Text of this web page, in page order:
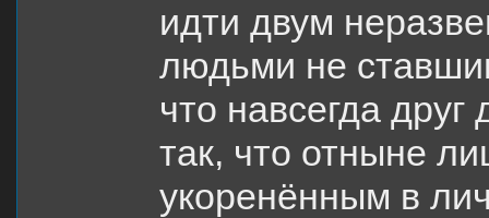
идти двум
людьми не
что навсегда друг
так, что отныне
укоренённым в